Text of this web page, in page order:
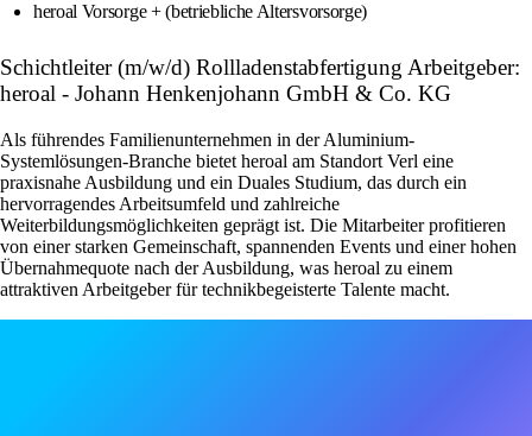
heroal Vorsorge + (betriebliche Altersvorsorge)
Schichtleiter (m/w/d) Rollladenstabfertigung Arbeitgeber:
heroal - Johann Henkenjohann GmbH & Co. KG
Als führendes Familienunternehmen in der Aluminium-
Systemlösungen-Branche bietet heroal am Standort Verl eine
praxisnahe Ausbildung und ein Duales Studium, das durch ein
hervorragendes Arbeitsumfeld und zahlreiche
Weiterbildungsmöglichkeiten geprägt ist. Die Mitarbeiter profitieren
von einer starken Gemeinschaft, spannenden Events und einer hohen
Übernahmequote nach der Ausbildung, was heroal zu einem
attraktiven Arbeitgeber für technikbegeisterte Talente macht.